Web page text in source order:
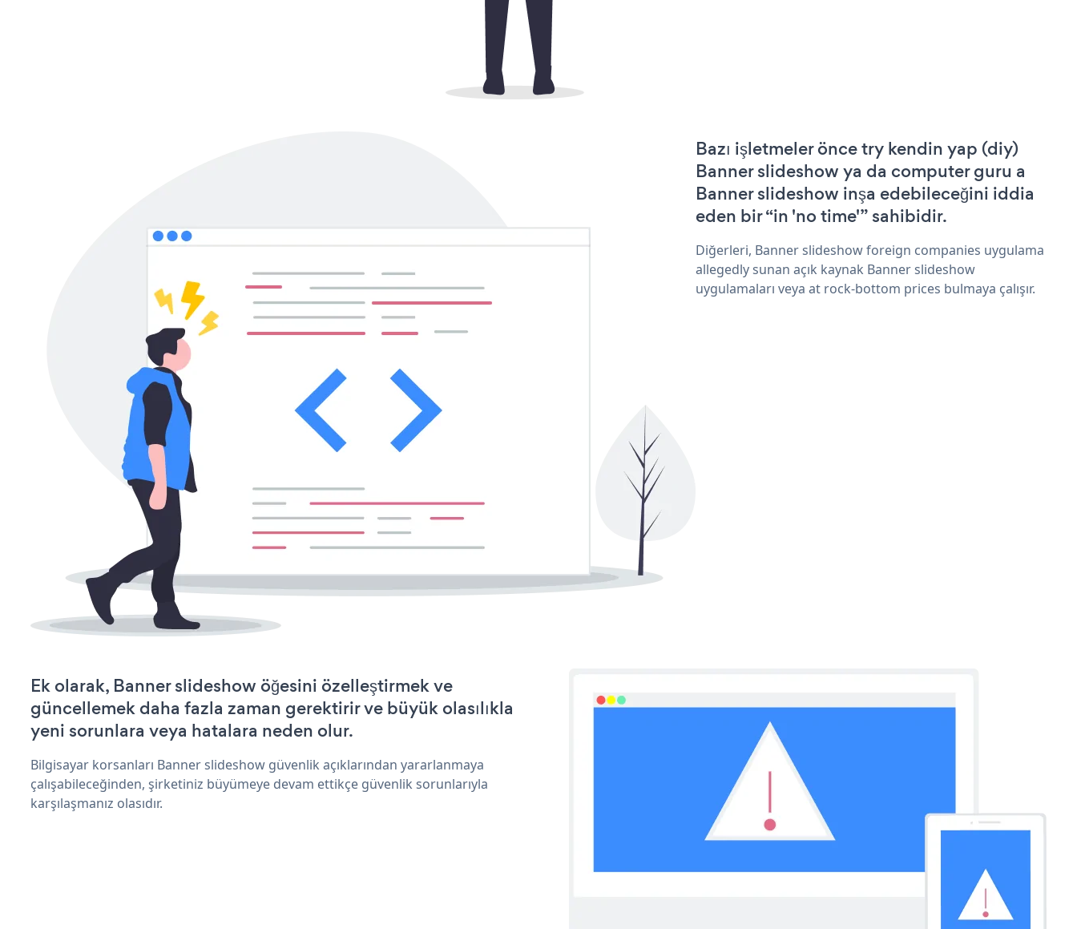
Bazı işletmeler önce try kendin yap (diy)
Banner slideshow ya da computer guru a
Banner slideshow inşa edebileceğini iddia
eden bir “in 'no time'” sahibidir.
Diğerleri, Banner slideshow foreign companies uygulama
allegedly sunan açık kaynak Banner slideshow
uygulamaları veya at rock-bottom prices bulmaya çalışır.
Ek olarak, Banner slideshow öğesini özelleştirmek ve
güncellemek daha fazla zaman gerektirir ve büyük olasılıkla
yeni sorunlara veya hatalara neden olur.
Bilgisayar korsanları Banner slideshow güvenlik açıklarından yararlanmaya
çalışabileceğinden, şirketiniz büyümeye devam ettikçe güvenlik sorunlarıyla
karşılaşmanız olasıdır.